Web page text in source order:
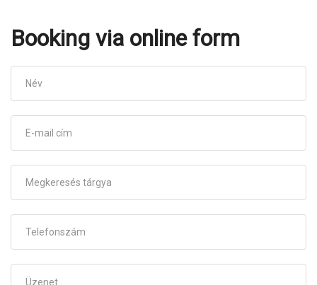
Booking via online form